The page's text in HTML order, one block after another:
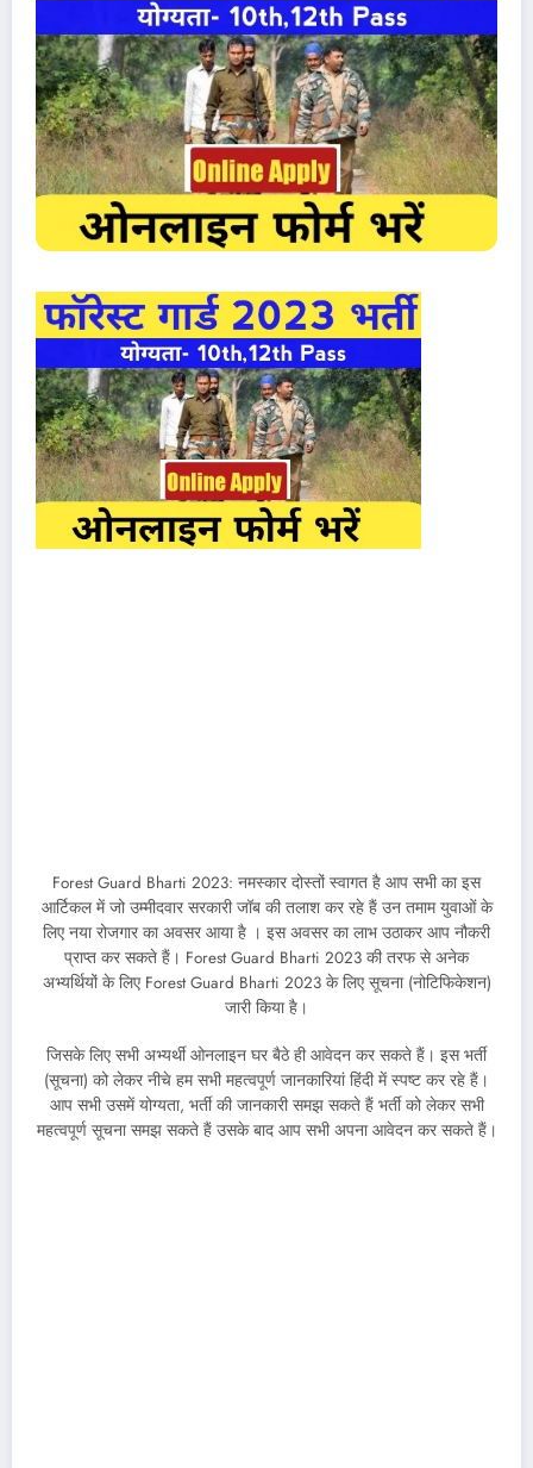
Forest Guard Bharti 2023: नमस्कार दोस्तों स्वागत है आप सभी का इस
आर्टिकल में जो उम्मीदवार सरकारी जॉब की तलाश कर रहे हैं उन तमाम युवाओं के
लिए नया रोजगार का अवसर आया है । इस अवसर का लाभ उठाकर आप नौकरी
प्राप्त कर सकते हैं। Forest Guard Bharti 2023 की तरफ से अनेक
अभ्यर्थियों के लिए Forest Guard Bharti 2023 के लिए सूचना (नोटिफिकेशन)
जारी किया है।
जिसके लिए सभी अभ्यर्थी ओनलाइन घर बैठे ही आवेदन कर सकते हैं। इस भर्ती
(सूचना) को लेकर नीचे हम सभी महत्वपूर्ण जानकारियां हिंदी में स्पष्ट कर रहे हैं।
आप सभी उसमें योग्यता, भर्ती की जानकारी समझ सकते हैं भर्ती को लेकर सभी
महत्वपूर्ण सूचना समझ सकते हैं उसके बाद आप सभी अपना आवेदन कर सकते हैं।